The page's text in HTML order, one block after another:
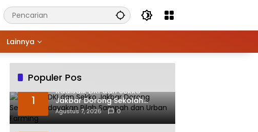
Lainnya
Populer Pos
1
Kadisdik DKI dan Sekko
Jakbar Dorong Sekolah
Budayakan Pilah Sampah dan
Urban Farming
Agustus 7, 2026 0